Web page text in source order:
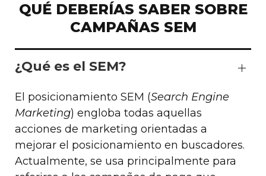
QUÉ DEBERÍAS SABER SOBRE
CAMPAÑAS SEM
¿Qué es el SEM?
El posicionamiento SEM (Search Engine
Marketing) engloba todas aquellas
acciones de marketing orientadas a
mejorar el posicionamiento en buscadores.
Actualmente, se usa principalmente para